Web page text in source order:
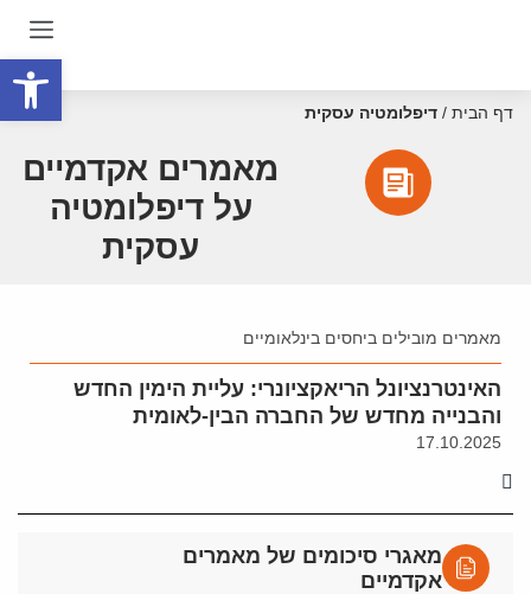
דף הבית / דיפלומטיה עסקית
מאמרים אקדמיים
על דיפלומטיה
עסקית
מאמרים מובילים ביחסים בינלאומיים
האינטרנציונל הריאקציונרי: עליית הימין החדש
והבנייה מחדש של החברה הבין-לאומית
17.10.2025
מאגרי סיכומים של מאמרים
אקדמיים
פתח